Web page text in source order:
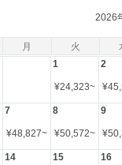
月 火
2026
1
¥24,323~
2
¥
7
¥48,827~
8
¥50,572~
9
¥
14 15 16